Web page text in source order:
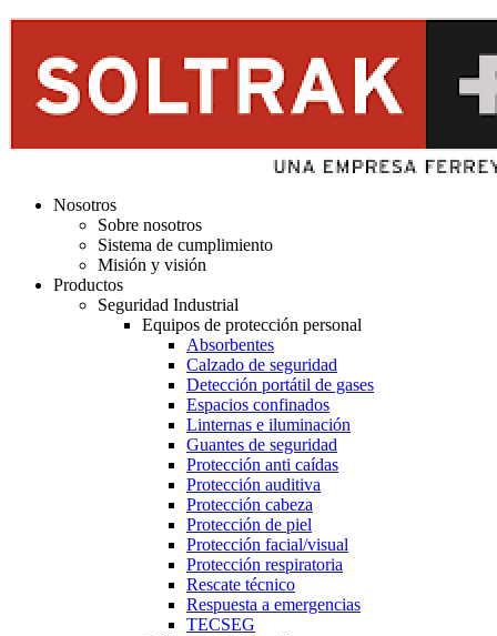
Nosotros
Sobre nosotros
Sistema de cumplimiento
Misión y visión
Productos
Seguridad Industrial
Equipos de protección personal
Absorbentes
Calzado de seguridad
Detección portátil de gases
Espacios confinados
Linternas e iluminación
Guantes de seguridad
Protección anti caídas
Protección auditiva
Protección cabeza
Protección de piel
Protección facial/visual
Protección respiratoria
Rescate técnico
Respuesta a emergencias
TECSEG